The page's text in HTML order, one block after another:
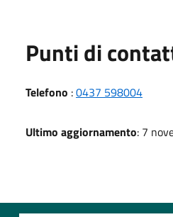
Punti di
Telefono :0437 598004
Ultimo aggiornamento: 7